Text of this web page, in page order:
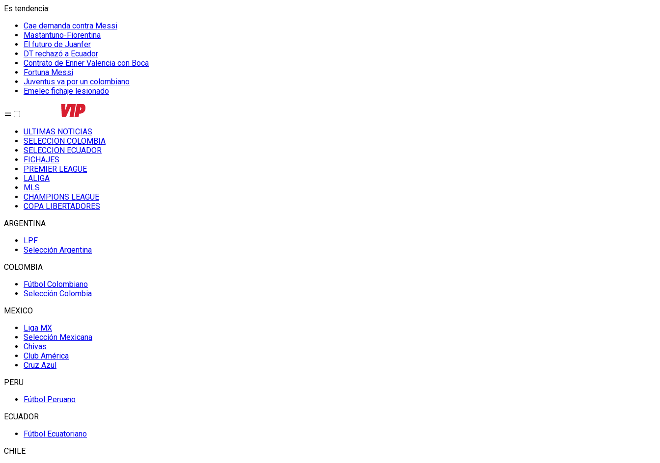
Es tendencia:
Cae demanda contra Messi
Mastantuno-Fiorentina
El futuro de Juanfer
DT rechazó a Ecuador
Contrato de Enner Valencia con Boca
Fortuna Messi
Juventus va por un colombiano
Emelec fichaje lesionado
ULTIMAS NOTICIAS
SELECCION COLOMBIA
SELECCION ECUADOR
FICHAJES
PREMIER LEAGUE
LALIGA
MLS
CHAMPIONS LEAGUE
COPA LIBERTADORES
ARGENTINA
LPF
Selección Argentina
COLOMBIA
Fútbol Colombiano
Selección Colombia
MEXICO
Liga MX
Selección Mexicana
Chivas
Club América
Cruz Azul
PERU
Fútbol Peruano
ECUADOR
Fútbol Ecuatoriano
CHILE